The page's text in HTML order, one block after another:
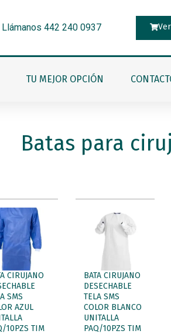
Llámanos 442 240 0937
TU MEJOR OPCIÓN
Batas para
CIRUJANO
SMS
AZUL
10PZS TIM
BATA CIRUJANO
DESECHABLE
TELA SMS
COLOR BLANCO
UNITALLA
PAQ/10PZS TIM